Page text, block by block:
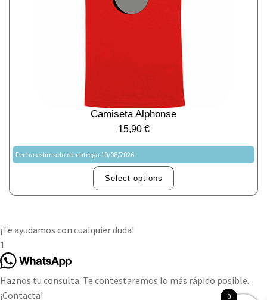
Camiseta Alphonse
15,90 €
Fecha estimada de entrega 10/08/2026
Select options
0
¡Te ayudamos con cualquier duda!
1
Haznos tu consulta. Te contestaremos lo más rápido posible.
¡Contacta!